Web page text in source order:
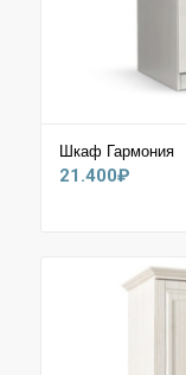
Шкаф Гармония
21.400₽